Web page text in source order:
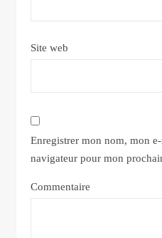
Site web
Enregistrer mon nom, mon
navigateur pour mon
Commentaire